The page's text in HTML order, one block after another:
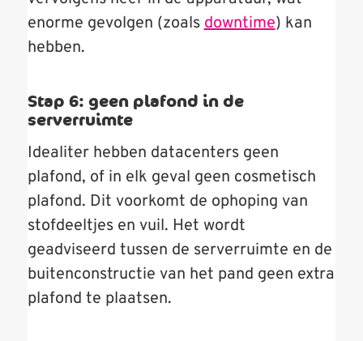
enorme gevolgen (zoalsdowntime) kan
hebben.
Stap 6: geen plafond in de
serverruimte
Idealiter hebben datacenters geen
plafond, of in elk geval geen cosmetisch
plafond. Dit voorkomt de ophoping van
stofdeeltjes en vuil. Het wordt
geadviseerd tussen de serverruimte en de
buitenconstructie van het pand geen extra
plafond te plaatsen.